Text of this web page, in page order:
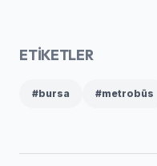
ETİKETLER
#bursa #metrobüs